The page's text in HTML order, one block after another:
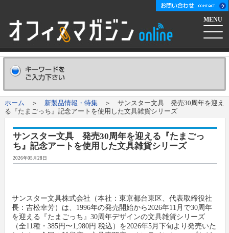
MENU
ホーム
会社概要Company
新聞購読申し込み Subscribe
オフマガニュース
メーカー発信ニュースリリース
業界情報リンク集
メーカー
オフィスマガジン社について
ホーム ＞ 新製品情報・特集＞ サンスター文具 発売30周年を迎え
る『たまごっち』記念アートを使用した文具雑貨シリーズ
サンスター文具 発売30周年を迎える『たまごっ
ち』記念アートを使用した文具雑貨シリーズ
2026年05月28日
サンスター文具株式会社（本社：東京都台東区、代表取締役社
長：吉松幸芳）は、1996年の発売開始から2026年11月で30周年
を迎える『たまごっち』30周年デザインの文具雑貨シリーズ
（全11種・385円〜1,980円 税込）を2026年5月下旬より発売いた